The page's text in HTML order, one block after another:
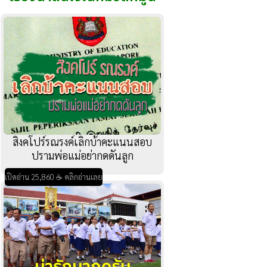
สิงคโปร์รณรงค์เลิกบ้าคะแนนสอบ
ปรามพ่อแม่อย่ากดดันลูก
เปิดอ่าน 25,860 ☕ คลิกอ่านเลย